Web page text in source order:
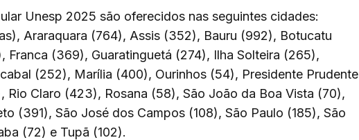
Unesp 2025 são oferecidos nas seguintes cidades:
Araraquara (764), Assis (352), Bauru (992), Botucatu
Franca (369), Guaratinguetá (274), Ilha Solteira (265),
(252), Marília (400), Ourinhos (54), Presidente Prudente
Rio Claro (423), Rosana (58), São João da Boa Vista (70),
(391), São José dos Campos (108), São Paulo (185), São
(72) e Tupã (102).